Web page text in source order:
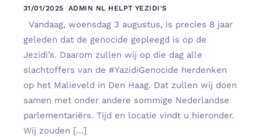
31/01/2025 ADMIN NL HELPT YEZIDI'S
Vandaag, woensdag 3 augustus, is precies 8 jaar
geleden dat de genocide gepleegd is op de
Jezidi’s. Daarom zullen wij op die dag alle
slachtoffers van de #YazidiGenocide herdenken
op het Malieveld in Den Haag. Dat zullen wij doen
samen met onder andere sommige Nederlandse
parlementariërs. Tijd en locatie vindt u hieronder.
Wij zouden […]